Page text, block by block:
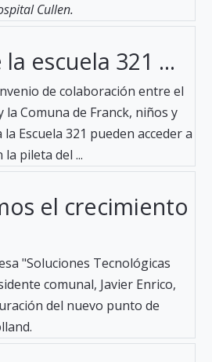
Cullen.
escuela 321 ...
de colaboración entre el
la Comuna de Franck, niños y
Escuela 321 pueden acceder a
pileta del ...
el crecimiento
"Soluciones Tecnológicas
comunal, Javier Enrico,
del nuevo punto de